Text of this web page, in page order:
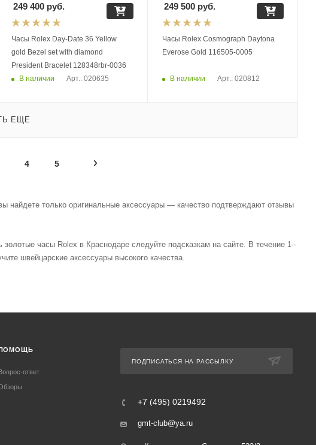
Часы Rolex Day-Date 36 Yellow
gold Bezel set with diamond
President Bracelet 128348rbr-0036
В наличии
Арт.: 020635
249 400 руб.
Часы Rolex Cosmograph Daytona
Everose Gold 116505-0005
В наличии Арт.: 020812
249 500руб.
ЕЩЕ
4 5
только оригинальные аксессуары — качество подтверждают отзывы
часы Rolex в Краснодаре следуйте подсказкам на сайте. В течение 1–
швейцарские аксессуары высокого качества.
ответ
ПОДПИСАТЬСЯ НА РАССЫЛКУ
+7 (495) 0219492
gmt-club@ya.ru